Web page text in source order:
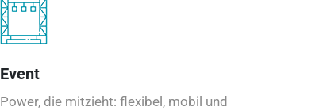
Event
Power, die mitzieht: flexibel, mobil und